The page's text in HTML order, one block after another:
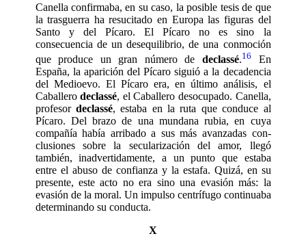
Canella confirmaba, en su caso, la posi­ble tesis de que
la trasguerra ha resucitado en Europa las figuras del
Santo y del Pícaro. El Pícaro no es sino la
consecuencia de un desequilibrio, de una conmoción
que produce un gran número de decla­ssé.16
En
España, la aparición del Pícaro si­guió a la decadencia
del Medioevo. El Pícaro era, en último análisis, el
Caballerodeclassé, el Caballero desocupado. Ca­nella,
profesor declassé, estaba en la ru­ta que conduce al
Pícaro. Del brazo de una mundana rubia, en cuya
compañía había arribado a sus más avanzadas con­
clusiones sobre la secularización del amor, llegó
también, inadvertidamente, a un punto que estaba
entre el abuso de con­fianza y la estafa. Quizá, en su
presente, este acto no era sino una evasión más: la
evasión de la moral. Un impulso centrífu­go continuaba
determinando su conducta.
X